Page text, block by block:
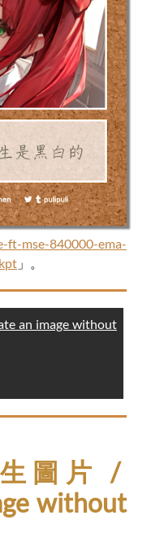
ft-mse-840000-ema-
」。
an image without
圖片 /
without